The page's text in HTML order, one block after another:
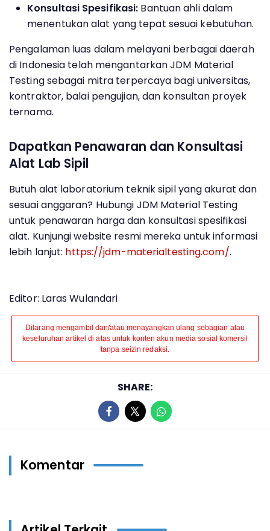
Konsultasi Spesifikasi: Bantuan ahli dalam
menentukan alat yang tepat sesuai kebutuhan.
Pengalaman luas dalam melayani berbagai daerah
di Indonesia telah mengantarkan JDM Material
Testing sebagai mitra terpercaya bagi universitas,
kontraktor, balai pengujian, dan konsultan proyek
ternama.
Dapatkan Penawaran dan Konsultasi
Alat Lab Sipil
Butuh alat laboratorium teknik sipil yang akurat dan
sesuai anggaran? Hubungi JDM Material Testing
untuk penawaran harga dan konsultasi spesifikasi
alat. Kunjungi website resmi mereka untuk informasi
lebih lanjut: https://jdm-materialtesting.com/.
Editor: Laras Wulandari
Dilarang mengambil dan/atau menayangkan ulang sebagian atau
keseluruhan artikel di atas untuk konten akun media sosial komersil
tanpa seizin redaksi.
SHARE:
Komentar